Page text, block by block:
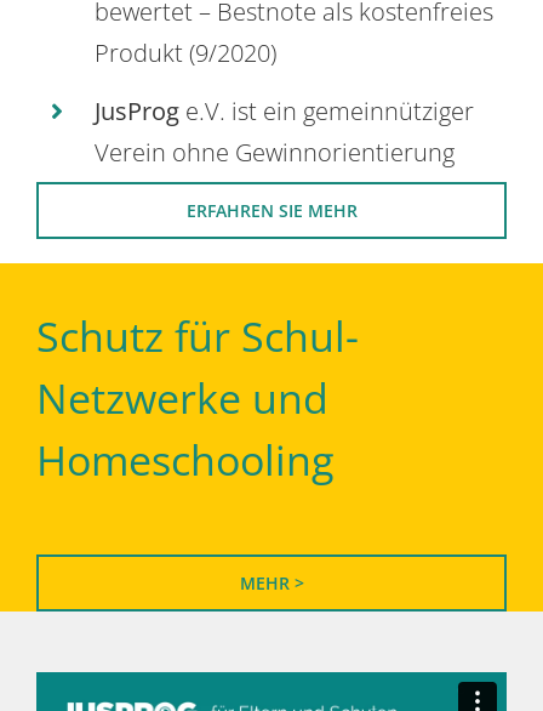
bewertet – Bestnote als kostenfreies
Produkt (9/2020)
JusProg e.V. ist ein gemeinnütziger
Verein ohne Gewinnorientierung
ERFAHREN SIE MEHR
Schutz für Schul-
Netzwerke und
Homeschooling
MEHR >